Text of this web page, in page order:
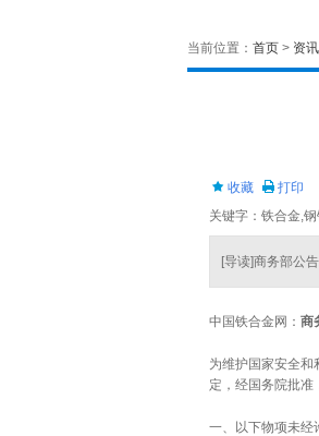
当前位置： 首页 > 资讯
收藏 打印
关键字：铁合金,
[导读]商务部公
中国铁合金网： 商
为维护国家安全
定，经国务院批准
一、以下物项未经